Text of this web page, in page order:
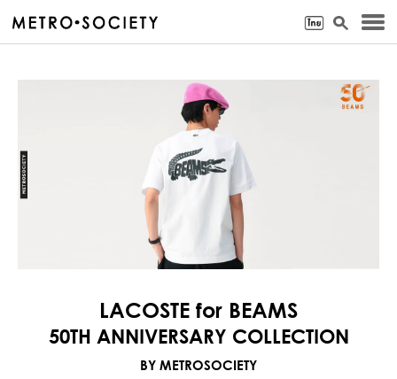
LACOSTE for BEAMS
50TH ANNIVERSARY COLLECTION
BY METROSOCIETY